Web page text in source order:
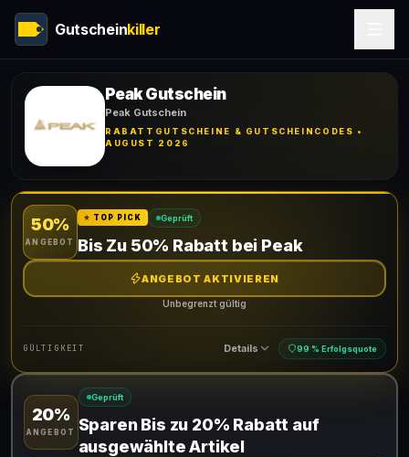
Gutscheinkiller
Peak Gutschein
Peak Gutschein
RABATTGUTSCHEINE & GUTSCHEINCODES •
AUGUST 2026
50%
ANGEBOT
⭐ TOP PICK Geprüft
Bis Zu 50% Rabatt bei Peak
ANGEBOT AKTIVIEREN
Unbegrenzt gültig
GÜLTIGKEIT Details 99 % Erfolgsquote
Gültig für teilnehmende Produkte
20%
ANGEBOT
Geprüft
Sparen Bis zu 20% Rabatt auf
ausgewählte Artikel